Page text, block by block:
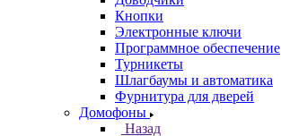
Кнопки
Электронные ключи
Программное обеспечение
Турникеты
Шлагбаумы и автоматика
Фурнитура для дверей
Домофоны
Назад